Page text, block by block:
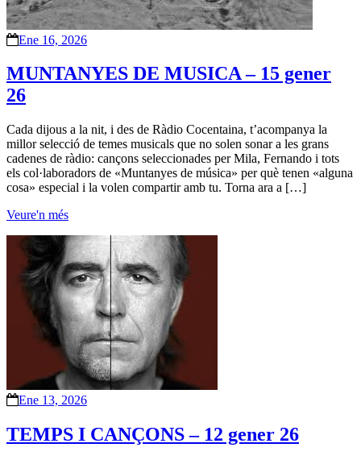
Ene 16, 2026
MUNTANYES DE MUSICA – 15 gener
26
Cada dijous a la nit, i des de Ràdio Cocentaina, t’acompanya la
millor selecció de temes musicals que no solen sonar a les grans
cadenes de ràdio: cançons seleccionades per Mila, Fernando i tots
els col·laboradors de «Muntanyes de música» per què tenen «alguna
cosa» especial i la volen compartir amb tu. Torna ara a […]
Veure'n més
Ene 13, 2026
TEMPS I CANÇONS – 12 gener 26